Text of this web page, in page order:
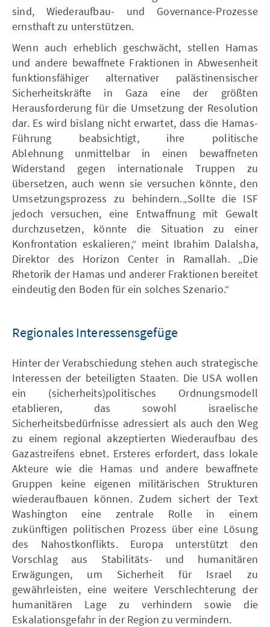
sind, Wiederaufbau- und Governance-Prozesse
ernsthaft zu unterstützen.
Wenn auch erheblich geschwächt, stellen Hamas
und andere bewaffnete Fraktionen in Abwesenheit
funktionsfähiger alternativer palästinensischer
Sicherheitskräfte in Gaza eine der größten
Herausforderung für die Umsetzung der Resolution
dar. Es wird bislang nicht erwartet, dass die Hamas-
Führung beabsichtigt, ihre politische
Ablehnung unmittelbar in einen bewaffneten
Widerstand gegen internationale Truppen zu
übersetzen, auch wenn sie versuchen könnte, den
Umsetzungsprozess zu behindern.„Sollte die ISF
jedoch versuchen, eine Entwaffnung mit Gewalt
durchzusetzen, könnte die Situation zu einer
Konfrontation eskalieren,“ meint Ibrahim Dalalsha,
Direktor des Horizon Center in Ramallah. „Die
Rhetorik der Hamas und anderer Fraktionen bereitet
eindeutig den Boden für ein solches Szenario.“
Regionales Interessensgefüge
Hinter der Verabschiedung stehen auch strategische
Interessen der beteiligten Staaten. Die USA wollen
ein (sicherheits)politisches Ordnungsmodell
etablieren, das sowohl israelische
Sicherheitsbedürfnisse adressiert als auch den Weg
zu einem regional akzeptierten Wiederaufbau des
Gazastreifens ebnet. Ersteres erfordert, dass lokale
Akteure wie die Hamas und andere bewaffnete
Gruppen keine eigenen militärischen Strukturen
wiederaufbauen können. Zudem sichert der Text
Washington eine zentrale Rolle in einem
zukünftigen politischen Prozess über eine Lösung
des Nahostkonflikts. Europa unterstützt den
Vorschlag aus Stabilitäts- und humanitären
Erwägungen, um Sicherheit für Israel zu
gewährleisten, eine weitere Verschlechterung der
humanitären Lage zu verhindern sowie die
Eskalationsgefahr in der Region zu vermindern.